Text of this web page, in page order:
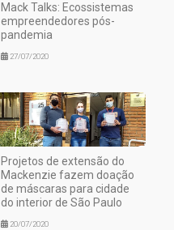
Mack Talks: Ecossistemas
empreendedores pós-
pandemia
27/07/2020
Projetos de extensão do
Mackenzie fazem doação
de máscaras para cidade
do interior de São Paulo
20/07/2020